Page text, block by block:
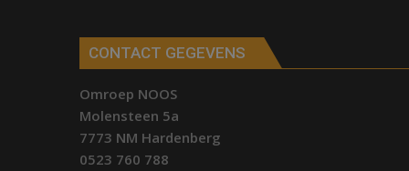
CONTACT GEGEVENS
Omroep NOOS
Molensteen 5a
7773 NM Hardenberg
0523 760 788